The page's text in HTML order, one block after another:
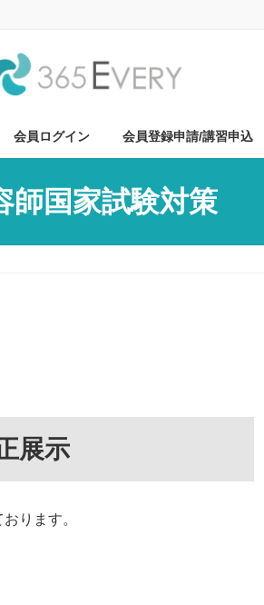
会員ログイン 会員登録申請/講習申込
師国家試験対策
展示
ります。